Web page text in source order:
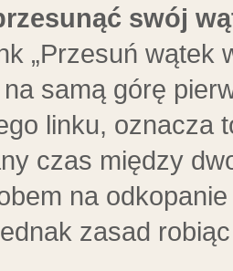
swój
„Przesuń wątek
samą górę
linku, oznacza
czas między
na
zasad